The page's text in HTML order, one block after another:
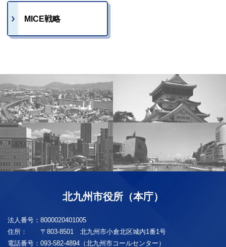
MICE戦略
北九州市役所（本庁）
法人番号： 8000020401005
住所：
〒803-8501 北九州市小倉北区城内1番1号
電話番号： 093-582-4894（北九州市コールセンター）